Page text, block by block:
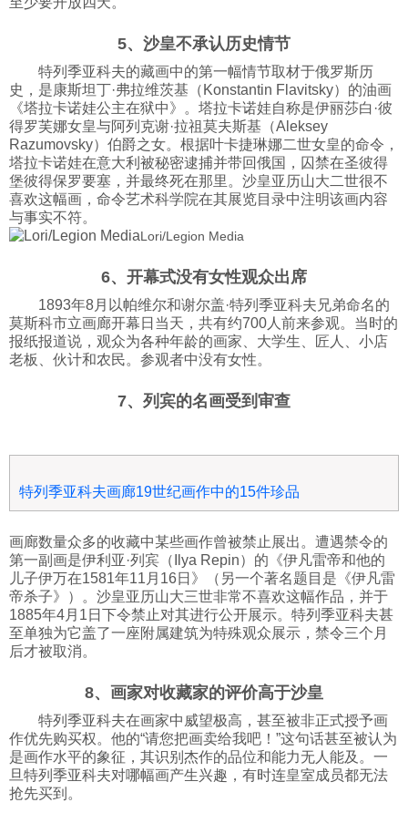
5、沙皇不承认历史情节
特列季亚科夫的藏画中的第一幅情节取材于俄罗斯历
史，是康斯坦丁·弗拉维茨基（Konstantin Flavitsky）的油画
《塔拉卡诺娃公主在狱中》。塔拉卡诺娃自称是伊丽莎白·彼
得罗芙娜女皇与阿列克谢·拉祖莫夫斯基（Aleksey
Razumovsky）伯爵之女。根据叶卡捷琳娜二世女皇的命令，
塔拉卡诺娃在意大利被秘密逮捕并带回俄国，囚禁在圣彼得
堡彼得保罗要塞，并最终死在那里。沙皇亚历山大二世很不
喜欢这幅画，命令艺术科学院在其展览目录中注明该画内容
与事实不符。
Lori/Legion Media
6、开幕式没有女性观众出席
1893年8月以帕维尔和谢尔盖·特列季亚科夫兄弟命名的
莫斯科市立画廊开幕日当天，共有约700人前来参观。当时的
报纸报道说，观众为各种年龄的画家、大学生、匠人、小店
老板、伙计和农民。参观者中没有女性。
7、列宾的名画受到审查
特列季亚科夫画廊19世纪画作中的15件珍品
画廊数量众多的收藏中某些画作曾被禁止展出。遭遇禁令的
第一副画是伊利亚·列宾（Ilya Repin）的《伊凡雷帝和他的
儿子伊万在1581年11月16日》（另一个著名题目是《伊凡雷
帝杀子》）。沙皇亚历山大三世非常不喜欢这幅作品，并于
1885年4月1日下令禁止对其进行公开展示。特列季亚科夫甚
至单独为它盖了一座附属建筑为特殊观众展示，禁令三个月
后才被取消。
8、画家对收藏家的评价高于沙皇
特列季亚科夫在画家中威望极高，甚至被非正式授予画
作优先购买权。他的“请您把画卖给我吧！”这句话甚至被认为
是画作水平的象征，其识别杰作的品位和能力无人能及。一
旦特列季亚科夫对哪幅画产生兴趣，有时连皇室成员都无法
抢先买到。